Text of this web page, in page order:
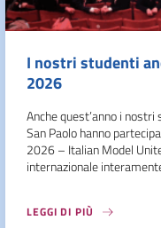
I nostri studenti
2026
Anche quest’anno i
San Paolo hanno
2026 – Italian Model
internazionale
LEGGI DI PIÙ